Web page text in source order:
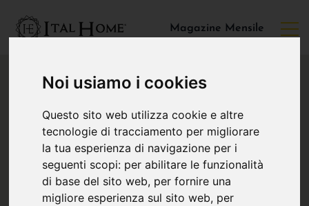
Noi usiamo i cookies
Questo sito web utilizza cookie e altre
tecnologie di tracciamento per migliorare
la tua esperienza di navigazione per i
seguenti scopi: per abilitare le funzionalità
di base del sito web, per fornire una
migliore esperienza sul sito web, per
Magazine Mensile